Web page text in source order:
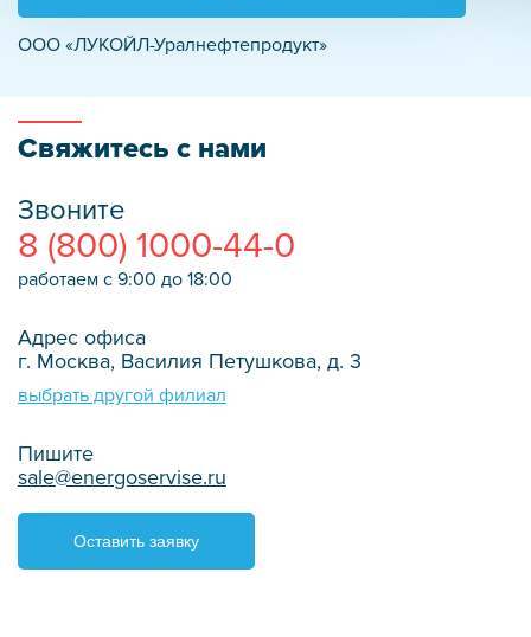
ООО «ЛУКОЙЛ-Уралнефтепродукт»
Свяжитесь с нами
Звоните
8 (800) 1000-44-0
работаем с 9:00 до 18:00
Адрес офиса
г. Москва, Василия Петушкова, д. 3
выбрать другой филиал
Пишите
sale@energoservise.ru
Оставить заявку